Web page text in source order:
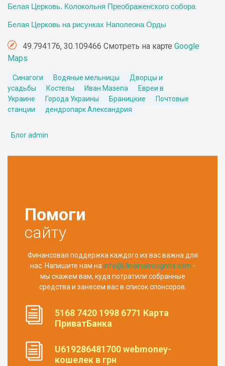
Белая Церковь. Колокольня Преображенского собора
Белая Церковь на рисунках Наполеона Орды
49.794176, 30.109466 Смотреть на карте Google
Maps
Синагоги Водяные мельницы
Дворцы и
усадьбы
Костелы Иван Мазепа
Евреи в
Украине
Города Украины Браницкие
Почтовые
станции
дендропарк Александрия
Блог admin
Помоги
сайту
Финансовая поддержка каждого из вас важна для
нас. Напишите нам наinfo@UkrainaIncognita.com -
мы скажем вам, куда потратили собранные
средства и занесем вас в список спонсоров.
5168 7420 1998 6771 Карта
ПриватБанка
U619286481700 webmoney-
кошелек в грн